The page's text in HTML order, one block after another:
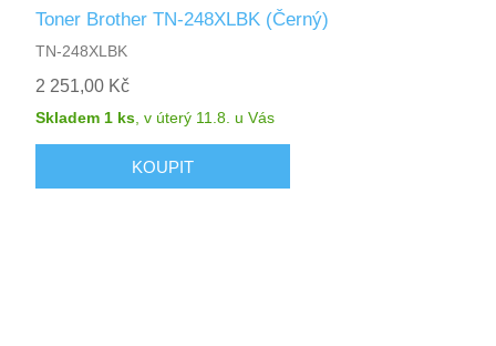
Toner Brother TN-248XLBK (Černý)
TN-248XLBK
2 251,00 Kč
Skladem 1 ks ,v úterý 11.8. u Vás